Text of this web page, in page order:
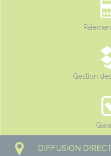
Gestion
DIFFUSION